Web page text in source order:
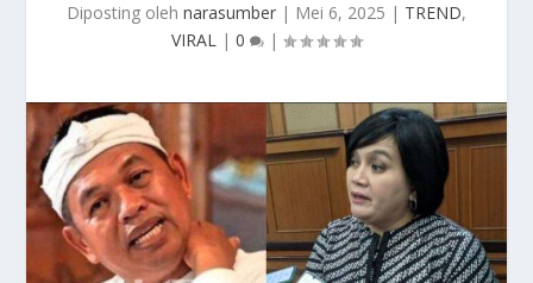
Diposting oleh narasumber | Mei 6, 2025 | TREND,
VIRAL | 0 |